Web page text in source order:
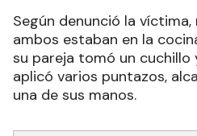
Según denunció la
ambos estaban en la
su pareja tomó un
aplicó varios puntazos,
una de sus manos.